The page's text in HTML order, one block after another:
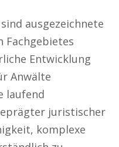
ausgezeichnete
Fachgebietes
Entwicklung
Anwälte
laufend
juristischer
komplexe